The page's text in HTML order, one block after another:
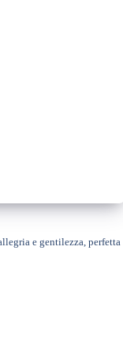
e gentilezza, perfetta